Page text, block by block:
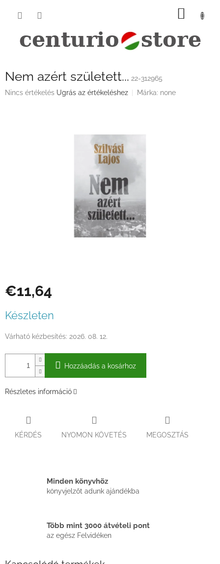
KOSÁR
Nem azért született... 22-312965
A
Nincs értékelés Ugrás az értékeléshez Márka: none
€11,64
Készleten
Várható kézbesítés: 2026. 08. 12.
Hozzáadás a kosárhoz
Részletes információ
KÉRDÉS NYOMON KÖVETÉS MEGOSZTÁS
Minden könyvhöz
könyvjelzőt adunk ajándékba
Több mint 3000 átvételi pont
az egész Felvidéken